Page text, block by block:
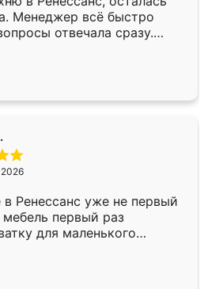
Менеджер всё быстро
отвечала сразу.
в субботу, подошёл к
Собрали
работали аккуратно, даже
Ренессанс уже не первый
первый раз
для маленького
рождении ,во второй раз
По качеству очень
достаточно быстрая,